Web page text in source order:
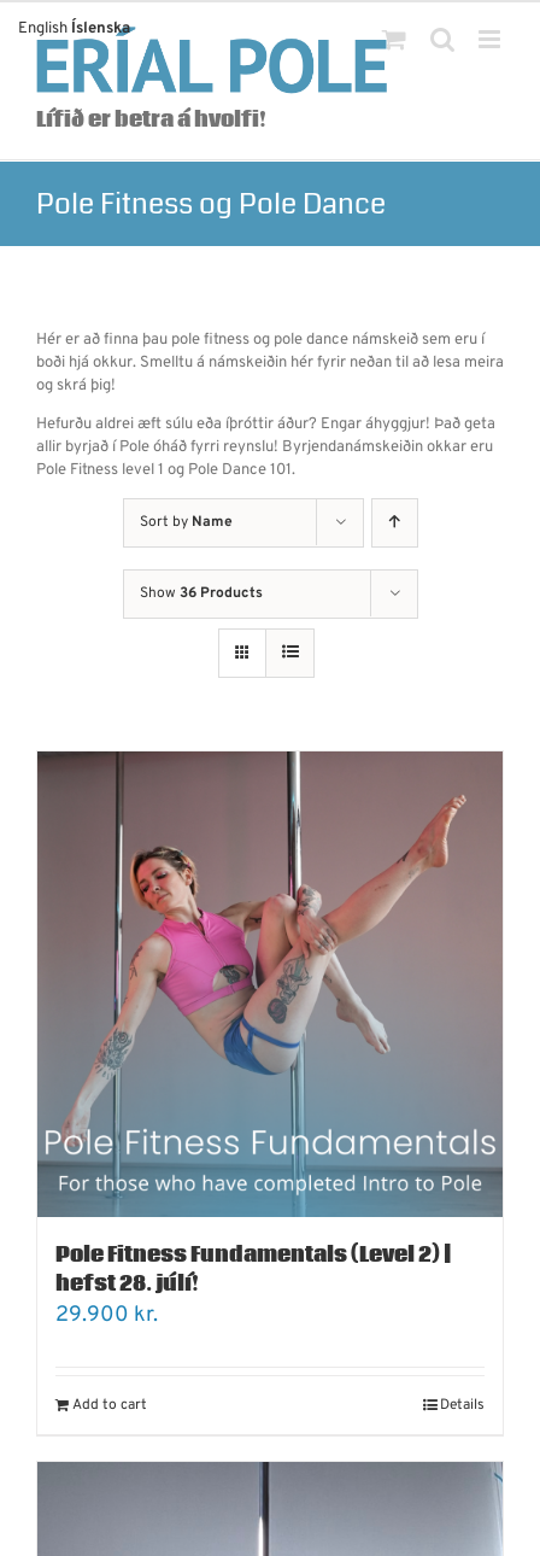
content
Lífið er betra á hvolfi!
Pole Fitness og Pole Dance
Hér er að finna þau pole fitness og pole dance námskeið sem eru í
boði hjá okkur. Smelltu á námskeiðin hér fyrir neðan til að lesa meira
og skrá þig!
Hefurðu aldrei æft súlu eða íþróttir áður? Engar áhyggjur! Það geta
allir byrjað í Pole óháð fyrri reynslu! Byrjendanámskeiðin okkar eru
Pole Fitness level 1 og Pole Dance 101.
Sort by Name
Show 36 Products
Pole Fitness Fundamentals (Level 2) |
hefst 28. júlí!
29.900 kr.
Add to cart Details
English Íslenska